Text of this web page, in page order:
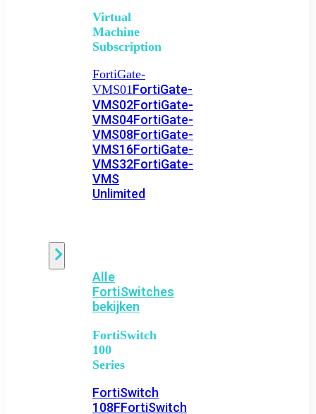
Virtual
Machine
Subscription
FortiGate-
VMS01FortiGate-
VMS02FortiGate-
VMS04FortiGate-
VMS08FortiGate-
VMS16FortiGate-
VMS32FortiGate-
VMS
Unlimited
Alle
FortiSwitches
bekijken
FortiSwitch
100
Series
FortiSwitch
108FFortiSwitch